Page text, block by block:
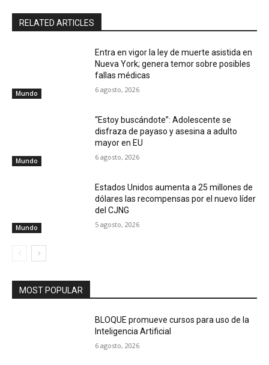
RELATED ARTICLES
Mundo
Entra en vigor la ley de muerte asistida en
Nueva York; genera temor sobre posibles
fallas médicas
6 agosto, 2026
Mundo
“Estoy buscándote”: Adolescente se
disfraza de payaso y asesina a adulto
mayor en EU
6 agosto, 2026
Mundo
Estados Unidos aumenta a 25 millones de
dólares las recompensas por el nuevo líder
del CJNG
5 agosto, 2026
MOST POPULAR
BLOQUE promueve cursos para uso de la
Inteligencia Artificial
6 agosto, 2026